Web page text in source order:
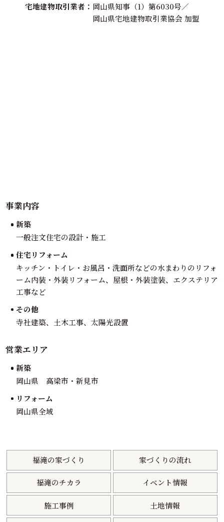
宅地建物取引業者
岡山県知事（1）第6030号／
岡山県宅地建物取引業協会 加盟
事業内容
新築
一般注文住宅の設計・施工
住宅リフォーム
キッチン・トイレ・お風呂・洗面所などの水まわりのリフォ
ーム内装・外装リフォーム、屋根・外装塗装、エクステリア
工事など
その他
寺社建築、土木工事、太陽光設置
営業エリア
新築
岡山県 高梁市・新見市
リフォーム
岡山県全域
福滝の家づくり 家づくりの流れ
福滝のチカラ イベント情報
施工事例 土地情報